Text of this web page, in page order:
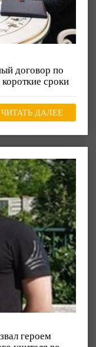
договор по
сроки
ЧИТАТЬ ДАЛЕЕ
героем